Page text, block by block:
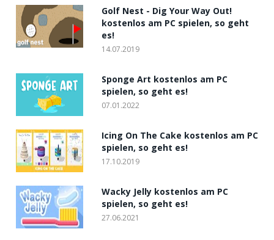
Golf Nest - Dig Your Way Out!
kostenlos am PC spielen, so geht
es!
14.07.2019
Sponge Art kostenlos am PC
spielen, so geht es!
07.01.2022
Icing On The Cake kostenlos am PC
spielen, so geht es!
17.10.2019
Wacky Jelly kostenlos am PC
spielen, so geht es!
27.06.2021